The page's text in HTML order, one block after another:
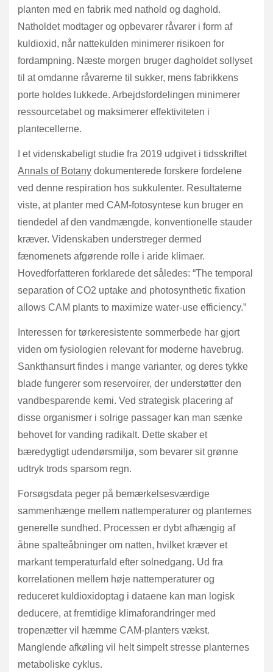
planten med en fabrik med nathold og daghold.
Natholdet modtager og opbevarer råvarer i form af
kuldioxid, når nattekulden minimerer risikoen for
fordampning. Næste morgen bruger dagholdet sollyset
til at omdanne råvarerne til sukker, mens fabrikkens
porte holdes lukkede. Arbejdsfordelingen minimerer
ressourcetabet og maksimerer effektiviteten i
plantecellerne.
I et videnskabeligt studie fra 2019 udgivet i tidsskriftet
Annals of Botany dokumenterede forskere fordelene
ved denne respiration hos sukkulenter. Resultaterne
viste, at planter med CAM-fotosyntese kun bruger en
tiendedel af den vandmængde, konventionelle stauder
kræver. Videnskaben understreger dermed
fænomenets afgørende rolle i aride klimaer.
Hovedforfatteren forklarede det således: “The temporal
separation of CO2 uptake and photosynthetic fixation
allows CAM plants to maximize water-use efficiency.”
Interessen for tørkeresistente sommerbede har gjort
viden om fysiologien relevant for moderne havebrug.
Sankthansurt findes i mange varianter, og deres tykke
blade fungerer som reservoirer, der understøtter den
vandbesparende kemi. Ved strategisk placering af
disse organismer i solrige passager kan man sænke
behovet for vanding radikalt. Dette skaber et
bæredygtigt udendørsmiljø, som bevarer sit grønne
udtryk trods sparsom regn.
Forsøgsdata peger på bemærkelsesværdige
sammenhænge mellem nattemperaturer og planternes
generelle sundhed. Processen er dybt afhængig af
åbne spalteåbninger om natten, hvilket kræver et
markant temperaturfald efter solnedgang. Ud fra
korrelationen mellem høje nattemperaturer og
reduceret kuldioxidoptag i dataene kan man logisk
deducere, at fremtidige klimaforandringer med
tropenætter vil hæmme CAM-planters vækst.
Manglende afkøling vil helt simpelt stresse planternes
metaboliske cyklus.